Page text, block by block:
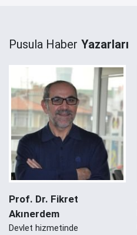
Pusula Haber Yazarları
Prof. Dr. Fikret
Akınerdem
Devlet hizmetinde